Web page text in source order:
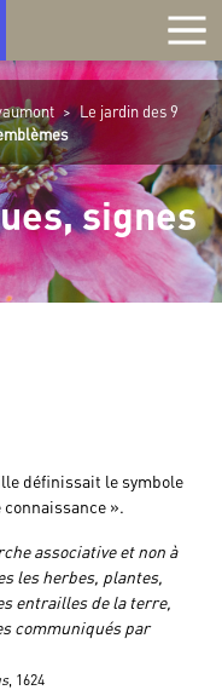
> Le jardin des 9
signes
définissait le symbole
».
associative et non à
les herbes, plantes,
entrailles de la terre,
communiqués par
, 1624